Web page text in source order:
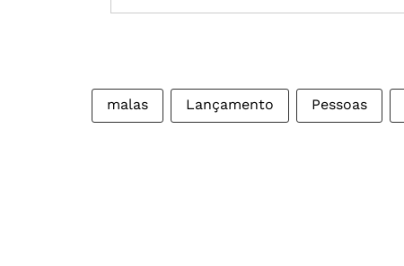
malas Lançamento Pessoas